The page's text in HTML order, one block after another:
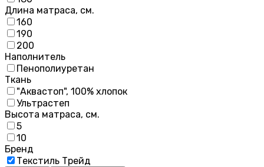
Длина матраса, см.
160
190
200
Наполнитель
Пенополиуретан
Ткань
"Аквастоп", 100% хлопок
Ультрастеп
Высота матраса, см.
5
10
Бренд
Текстиль Трейд